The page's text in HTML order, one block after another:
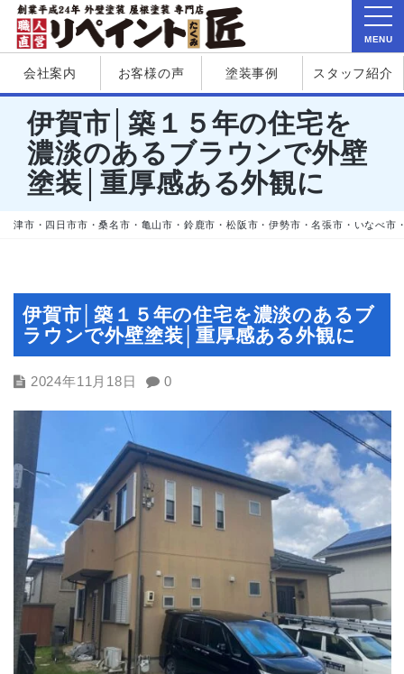
会社案内 お客様の声 塗装事例 スタッフ紹介
伊賀市│築１５年の住宅を
濃淡のあるブラウンで外壁
塗装│重厚感ある外観に
津市・四日市市・桑名市・亀山市・鈴鹿市・松阪市・伊勢市・名張市・いなべ市
伊賀市│築１５年の住宅を濃淡のあるブ
ラウンで外壁塗装│重厚感ある外観に
2024年11月18日 0
MENU